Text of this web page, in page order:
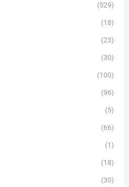
(529)
(18)
(23)
(30)
(100)
(96)
(5)
(66)
(1)
(18)
(30)